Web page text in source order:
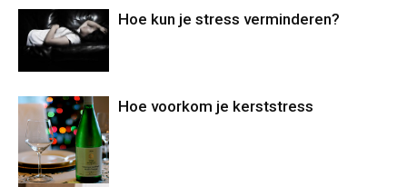
Hoe kun je stress verminderen?
Hoe voorkom je kerststress